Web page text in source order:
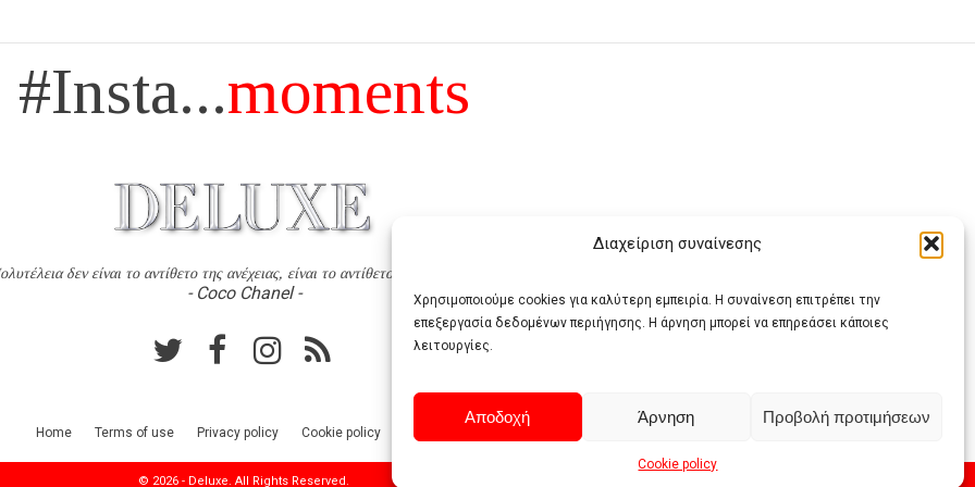
Διαχείριση συναίνεσης
Χρησιμοποιούμε cookies για καλύτερη εμπειρία. Η συναίνεση επιτρέπει την
επεξεργασία δεδομένων περιήγησης. Η άρνηση μπορεί να επηρεάσει κάποιες
λειτουργίες.
Αποδοχή Άρνηση Προβολή προτιμήσεων
Cookie policy
#Insta...moments
δεν είναι το αντίθετο της ανέχειας, είναι το αντίθετο της χυδαιότητας
- Coco Chanel -
Home Terms of use Privacy policy Cookie policy
© 2026 - Deluxe. All Rights Reserved.